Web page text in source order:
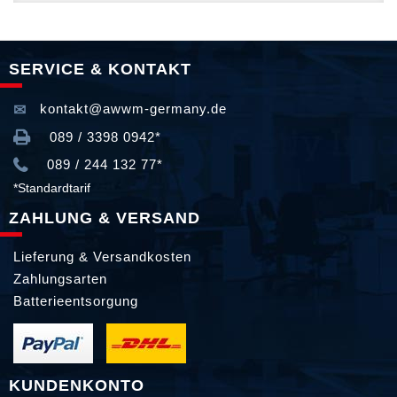
SERVICE & KONTAKT
kontakt@awwm-germany.de
089 / 3398 0942*
089 / 244 132 77*
*Standardtarif
ZAHLUNG & VERSAND
Lieferung & Versandkosten
Zahlungsarten
Batterieentsorgung
KUNDENKONTO